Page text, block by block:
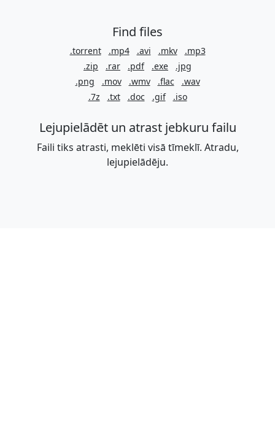
Find files
.torrent .mp4 .avi .mkv
.mp3
.zip
.rar .pdf .exe
.jpg
.png
.mov .wmv .flac
.wav
.7z
.txt .doc .gif .iso
Lejupielādēt un atrast jebkuru failu
Faili tiks atrasti, meklēti visā tīmeklī. Atradu,
lejupielādēju.